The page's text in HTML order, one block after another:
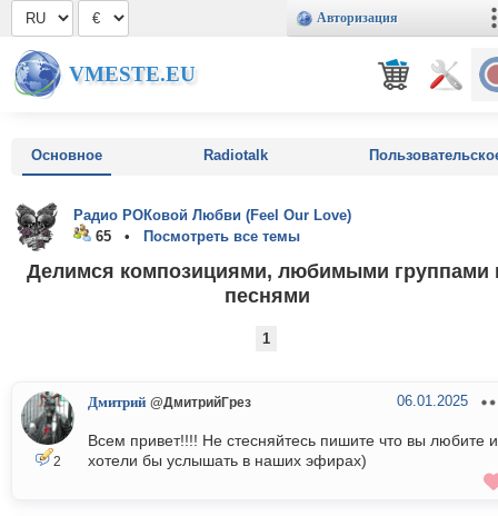
Авторизация
VMESTE.EU
Основное Radiotalk
Радио РОКовой Любви (Feel Our Love)
65 •
Посмотреть все темы
Делимся композициями, любимыми группами
песнями
1
2
Дмитрий @ДмитрийГрез 06.01.2025
Всем привет!!!! Не стесняйтесь пишите что вы любите и
хотели бы услышать в наших эфирах)